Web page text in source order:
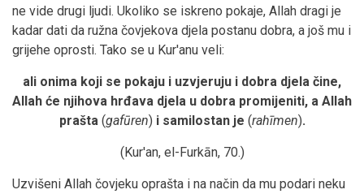
ne vide drugi ljudi. Ukoliko se iskreno pokaje, Allah dragi je
kadar dati da ružna čovjekova djela postanu dobra, a još mu i
grijehe oprosti. Tako se u Kur'anu veli:
ali onima koji se pokaju i uzvjeruju i dobra djela čine,
Allah će njihova hrđava djela u dobra promijeniti, a Allah
prašta (gafūren)i samilostan je (rahīmen).
(Kur'an, el-Furkān, 70.)
Uzvišeni Allah čovjeku oprašta i na način da mu podari neku